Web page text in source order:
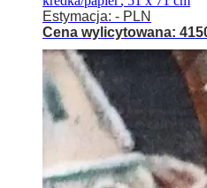
Estymacja: - PLN
Cena wylicytowana: